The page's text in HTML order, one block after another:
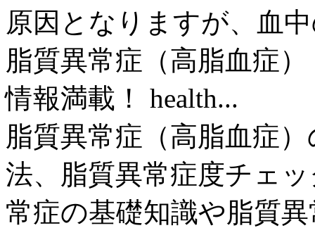
原因となりますが、血
脂質異常症（高脂血症
情報満載！ health...
脂質異常症（高脂血症
法、脂質異常症度チェ
常症の基礎知識や脂質